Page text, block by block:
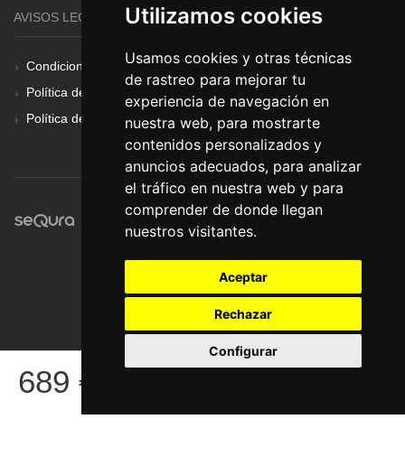
Utilizamos cookies
Usamos cookies y otras técnicas
de rastreo para mejorar tu
experiencia de navegación en
nuestra web, para mostrarte
contenidos personalizados y
anuncios adecuados, para analizar
el tráfico en nuestra web y para
comprender de donde llegan
nuestros visitantes.
Aceptar
Rechazar
Configurar
689 €
AVISOS LEGALES
Condiciones Generales
Política de Cookies
Política de Privacidad
© Pronorte Sonido SL. Todos los derechos reservados.